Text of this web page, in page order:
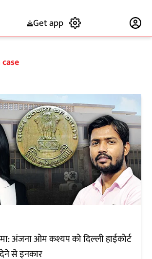
Get app
अंजना ओम कश्यप को दिल्ली हाईकोर्ट
से इनकार